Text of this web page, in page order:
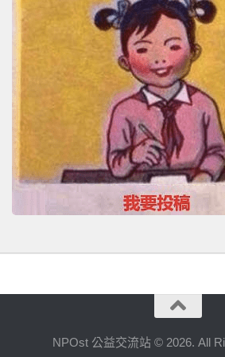
NPOst 公益交流站 © 2026. All